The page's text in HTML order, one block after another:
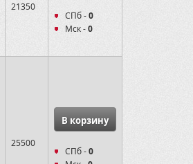
21350
СПб -0
Мск -0
25500
В корзину
СПб -0